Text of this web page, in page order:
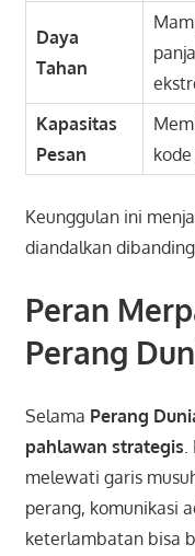
Daya
Tahan
Kapasitas
Pesan
Keunggulan ini
diandalkan
Peran
Perang
Selama Perang
pahlawan strategis
melewati garis
perang, komunikasi
keterlambatan bisa